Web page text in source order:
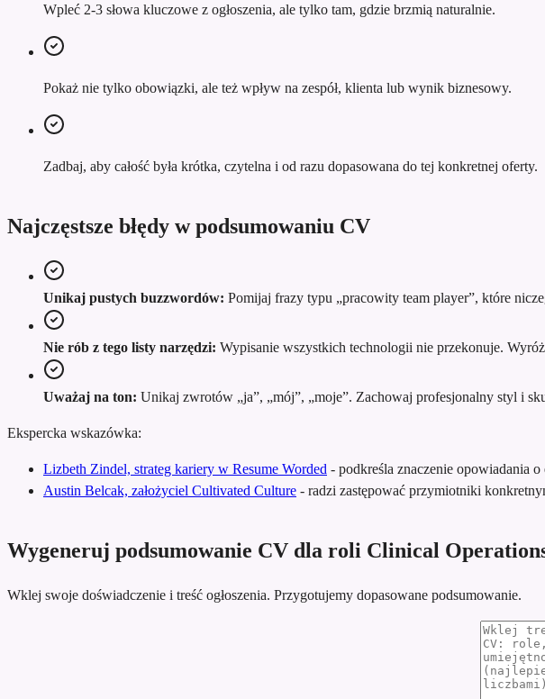
Wpleć 2-3 słowa kluczowe z ogłoszenia, ale tylko tam, gdzie brzmią naturalnie.
Pokaż nie tylko obowiązki, ale też wpływ na zespół, klienta lub wynik biznesowy.
Zadbaj, aby całość była krótka, czytelna i od razu dopasowana do tej konkretnej oferty.
Najczęstsze błędy w podsumowaniu CV
Unikaj pustych buzzwordów: Pomijaj frazy typu „pracowity team player”, które
Nie rób z tego listy narzędzi: Wypisanie wszystkich technologii nie przekonuje.
Uważaj na ton: Unikaj zwrotów „ja”, „mój”, „moje”. Zachowaj profesjonalny styl i
Ekspercka wskazówka:
Lizbeth Zindel, strateg kariery w Resume Worded - podkreśla znaczenie opowiadania
Austin Belcak, założyciel Cultivated Culture - radzi zastępować przymiotniki
Wygeneruj podsumowanie CV dla roli Clinical
Wklej swoje doświadczenie i treść ogłoszenia. Przygotujemy dopasowane podsumowanie.